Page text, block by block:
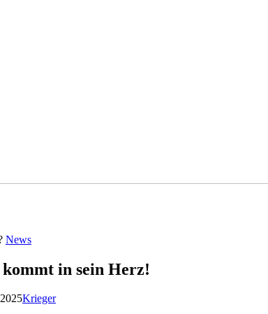
NewsHerzen
in sein Herz!
by
Krieger